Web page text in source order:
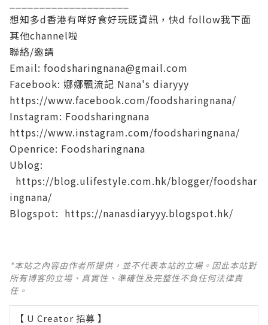
想知多d香港有咩好食好玩既資訊，快d follow我下面
其他channel啦
聯絡/邀請
Email: foodsharingnana@gmail.com
Facebook: 娜娜飄流記 Nana's diaryyy
https://www.facebook.com/foodsharingnana/
Instagram: Foodsharingnana
https://www.instagram.com/foodsharingnana/
Openrice: Foodsharingnana
Ublog:
https://blog.ulifestyle.com.hk/blogger/foodshar
ingnana/
Blogspot: https://nanasdiaryyy.blogspot.hk/
*本站之內容由作者所提供，並不代表本站的立場。因此本站對
所有博客的立場、真實性、準確性及完整性不負任何法律責
任。
【 U Creator 招募 】